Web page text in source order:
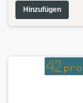
Hinzufügen